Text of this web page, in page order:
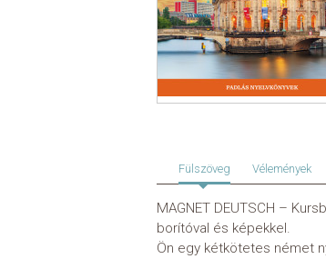
Fülszöveg Vélemények
MAGNET DEUTSCH –
borítóval és képekkel.
Ön egy kétkötetes német